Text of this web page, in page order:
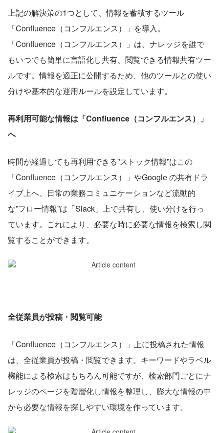
上記の解決策の1つとして、情報を蓄積するツール
「Confluence（コンフルエンス）」を導入。
「Confluence（コンフルエンス）」は、ナレッジを誰で
もいつでも簡単に言語化し共有、閲覧できる情報共有ツー
ルです。情報を適正に公開するため、他のツールとの使い
分けや基本的な運用ルールを設定しています。
再利用可能な情報は「Confluence（コンフルエンス）」
へ
時間が経過しても再利用できる”ストック情報”はこの
「Confluence（コンフルエンス）」やGoogle の共有ドラ
イブ上へ、日常の業務コミュニケーションなど流動的
な”フロー情報”は「Slack」上で共有し、使い分けを行っ
ています。これにより、必要な時に必要な情報を検索し閲
覧することができます。
全従業員が投稿・閲覧可能
「Confluence（コンフルエンス）」上に投稿された情報
は、全従業員が投稿・閲覧できます。キーワードやラベル
機能による検索はもちろん可能ですが、検索部門ごとにナ
レッジのページを階層化し情報を整理し、膨大な情報の中
から必要な情報を探しやすい環境を作っています。